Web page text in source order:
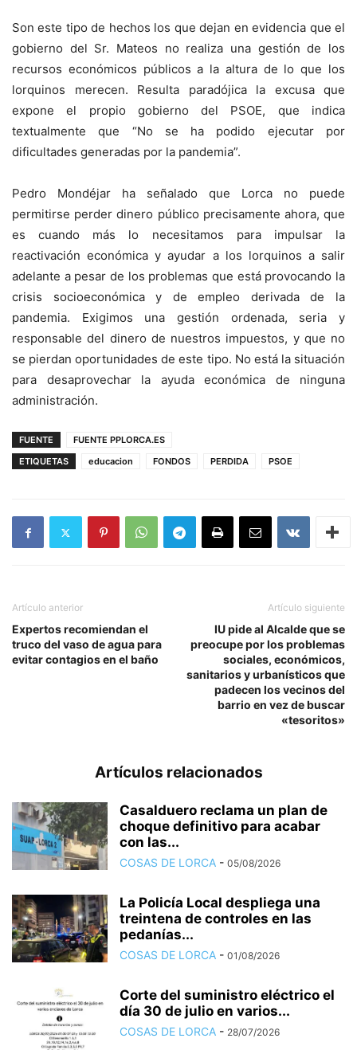
Son este tipo de hechos los que dejan en evidencia que el
gobierno del Sr. Mateos no realiza una gestión de los
recursos económicos públicos a la altura de lo que los
lorquinos merecen. Resulta paradójica la excusa que
expone el propio gobierno del PSOE, que indica
textualmente que “No se ha podido ejecutar por
dificultades generadas por la pandemia”.
Pedro Mondéjar ha señalado que Lorca no puede
permitirse perder dinero público precisamente ahora, que
es cuando más lo necesitamos para impulsar la
reactivación económica y ayudar a los lorquinos a salir
adelante a pesar de los problemas que está provocando la
crisis socioeconómica y de empleo derivada de la
pandemia. Exigimos una gestión ordenada, seria y
responsable del dinero de nuestros impuestos, y que no
se pierdan oportunidades de este tipo. No está la situación
para desaprovechar la ayuda económica de ninguna
administración.
FUENTE
FUENTE PPLORCA.ES
ETIQUETAS
educacion FONDOS PERDIDA PSOE
Artículo anterior
Expertos recomiendan el
truco del vaso de agua para
evitar contagios en el baño
Artículo siguiente
IU pide al Alcalde que se
preocupe por los problemas
sociales, económicos,
sanitarios y urbanísticos que
padecen los vecinos del
barrio en vez de buscar
«tesoritos»
Artículos relacionados
Casalduero reclama un plan de
choque definitivo para acabar
con las...
COSAS DE LORCA - 05/08/2026
La Policía Local despliega una
treintena de controles en las
pedanías...
COSAS DE LORCA - 01/08/2026
Corte del suministro eléctrico el
día 30 de julio en varios...
COSAS DE LORCA - 28/07/2026